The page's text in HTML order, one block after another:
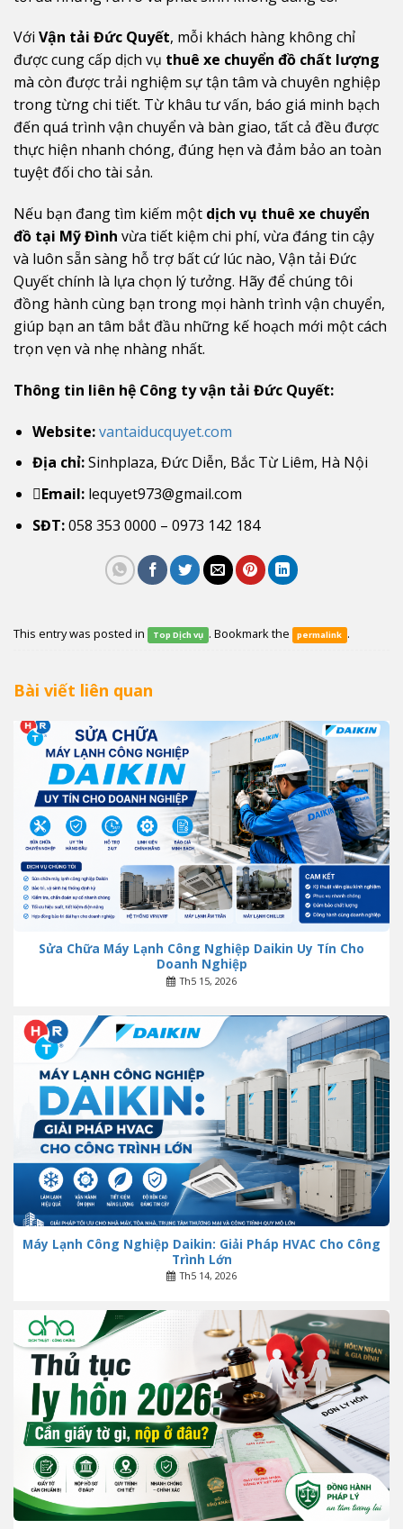
Với Vận tải Đức Quyết, mỗi khách hàng không chỉ
được cung cấp dịch vụ thuê xe chuyển đồ chất lượng
mà còn được trải nghiệm sự tận tâm và chuyên nghiệp
trong từng chi tiết. Từ khâu tư vấn, báo giá minh bạch
đến quá trình vận chuyển và bàn giao, tất cả đều được
thực hiện nhanh chóng, đúng hẹn và đảm bảo an toàn
tuyệt đối cho tài sản.
Nếu bạn đang tìm kiếm một dịch vụ thuê xe chuyển
đồ tại Mỹ Đình vừa tiết kiệm chi phí, vừa đáng tin cậy
và luôn sẵn sàng hỗ trợ bất cứ lúc nào, Vận tải Đức
Quyết chính là lựa chọn lý tưởng. Hãy để chúng tôi
đồng hành cùng bạn trong mọi hành trình vận chuyển,
giúp bạn an tâm bắt đầu những kế hoạch mới một cách
trọn vẹn và nhẹ nhàng nhất.
Thông tin liên hệ Công ty vận tải Đức Quyết:
Website:vantaiducquyet.com
Địa chỉ:Sinhplaza, Đức Diễn, Bắc Từ Liêm, Hà Nội
Email: lequyet973@gmail.com
SĐT:058 353 0000 – 0973 142 184
This entry was posted in Top Dịch vụ . Bookmark the permalink .
Bài viết liên quan
Sửa Chữa Máy Lạnh Công Nghiệp Daikin Uy Tín Cho
Doanh Nghiệp
Th5 15, 2026
Máy Lạnh Công Nghiệp Daikin: Giải Pháp HVAC Cho Công
Trình Lớn
Th5 14, 2026